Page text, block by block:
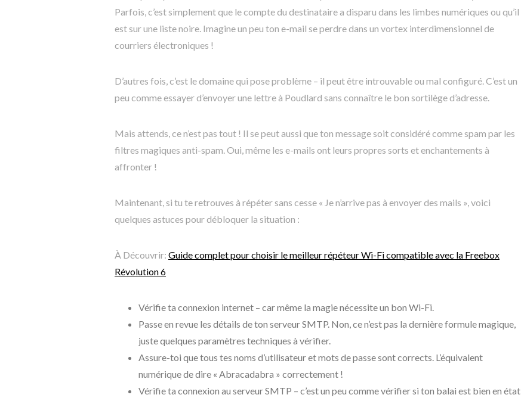
Parfois, c’est simplement que le compte du destinataire a disparu dans les limbes numériques ou qu’il
est sur une liste noire. Imagine un peu ton e-mail se perdre dans un vortex interdimensionnel de
courriers électroniques !
D’autres fois, c’est le domaine qui pose problème – il peut être introuvable ou mal configuré. C’est un
peu comme essayer d’envoyer une lettre à Poudlard sans connaître le bon sortilège d’adresse.
Mais attends, ce n’est pas tout ! Il se peut aussi que ton message soit considéré comme spam par les
filtres magiques anti-spam. Oui, même les e-mails ont leurs propres sorts et enchantements à
affronter !
Maintenant, si tu te retrouves à répéter sans cesse « Je n’arrive pas à envoyer des mails », voici
quelques astuces pour débloquer la situation :
À Découvrir: Guide complet pour choisir le meilleur répéteur Wi-Fi compatible avec la Freebox
Révolution 6
Vérifie ta connexion internet – car même la magie nécessite un bon Wi-Fi.
Passe en revue les détails de ton serveur SMTP. Non, ce n’est pas la dernière formule magique,
juste quelques paramètres techniques à vérifier.
Assure-toi que tous tes noms d’utilisateur et mots de passe sont corrects. L’équivalent
numérique de dire « Abracadabra » correctement !
Vérifie ta connexion au serveur SMTP – c’est un peu comme vérifier si ton balai est bien en état